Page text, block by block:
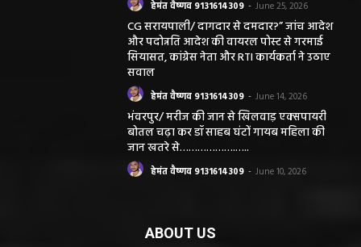
हेमंत वैष्णव 9131614309 - June 25, 2026
CG सरायपाली/ दागदार से दमदार?” जांच आदेश
और पदोन्नति आदेश की वायरल पोस्ट से गरमाई
सियासत, कांग्रेस नेता और RTI कार्यकर्ता ने उठाए
सवाल
हेमंत वैष्णव 9131614309 - June 14, 2026
भंवरपुर/ मरीज की जान से खिलवाड़ एक्सपायरी
बोतल चढ़ा कर डॉ साहब घंटों गायब महिला की
जान खतरे से……………….…..
हेमंत वैष्णव 9131614309 - June 10, 2026
ABOUT US